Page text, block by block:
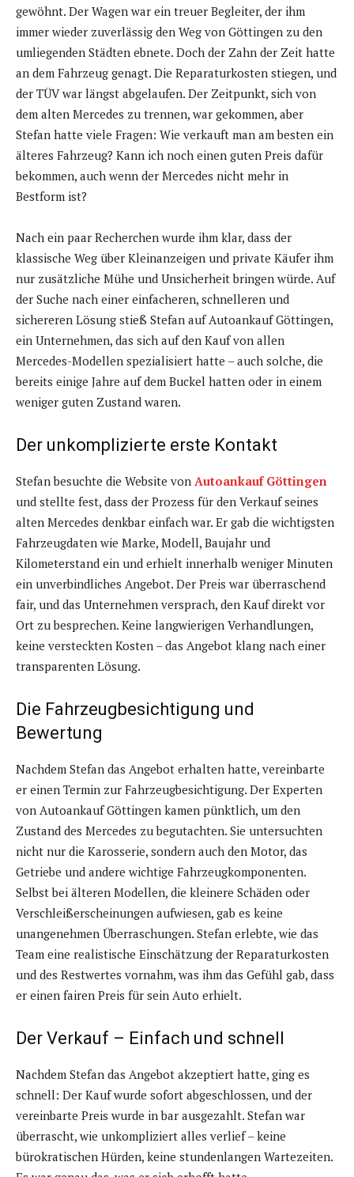
gewöhnt. Der Wagen war ein treuer Begleiter, der ihm
immer wieder zuverlässig den Weg von Göttingen zu den
umliegenden Städten ebnete. Doch der Zahn der Zeit hatte
an dem Fahrzeug genagt. Die Reparaturkosten stiegen, und
der TÜV war längst abgelaufen. Der Zeitpunkt, sich von
dem alten Mercedes zu trennen, war gekommen, aber
Stefan hatte viele Fragen: Wie verkauft man am besten ein
älteres Fahrzeug? Kann ich noch einen guten Preis dafür
bekommen, auch wenn der Mercedes nicht mehr in
Bestform ist?
Nach ein paar Recherchen wurde ihm klar, dass der
klassische Weg über Kleinanzeigen und private Käufer ihm
nur zusätzliche Mühe und Unsicherheit bringen würde. Auf
der Suche nach einer einfacheren, schnelleren und
sichereren Lösung stieß Stefan auf Autoankauf Göttingen,
ein Unternehmen, das sich auf den Kauf von allen
Mercedes-Modellen spezialisiert hatte – auch solche, die
bereits einige Jahre auf dem Buckel hatten oder in einem
weniger guten Zustand waren.
Der unkomplizierte erste Kontakt
Stefan besuchte die Website von Autoankauf Göttingen
und stellte fest, dass der Prozess für den Verkauf seines
alten Mercedes denkbar einfach war. Er gab die wichtigsten
Fahrzeugdaten wie Marke, Modell, Baujahr und
Kilometerstand ein und erhielt innerhalb weniger Minuten
ein unverbindliches Angebot. Der Preis war überraschend
fair, und das Unternehmen versprach, den Kauf direkt vor
Ort zu besprechen. Keine langwierigen Verhandlungen,
keine versteckten Kosten – das Angebot klang nach einer
transparenten Lösung.
Die Fahrzeugbesichtigung und
Bewertung
Nachdem Stefan das Angebot erhalten hatte, vereinbarte
er einen Termin zur Fahrzeugbesichtigung. Der Experten
von Autoankauf Göttingen kamen pünktlich, um den
Zustand des Mercedes zu begutachten. Sie untersuchten
nicht nur die Karosserie, sondern auch den Motor, das
Getriebe und andere wichtige Fahrzeugkomponenten.
Selbst bei älteren Modellen, die kleinere Schäden oder
Verschleißerscheinungen aufwiesen, gab es keine
unangenehmen Überraschungen. Stefan erlebte, wie das
Team eine realistische Einschätzung der Reparaturkosten
und des Restwertes vornahm, was ihm das Gefühl gab, dass
er einen fairen Preis für sein Auto erhielt.
Der Verkauf – Einfach und schnell
Nachdem Stefan das Angebot akzeptiert hatte, ging es
schnell: Der Kauf wurde sofort abgeschlossen, und der
vereinbarte Preis wurde in bar ausgezahlt. Stefan war
überrascht, wie unkompliziert alles verlief – keine
bürokratischen Hürden, keine stundenlangen Wartezeiten.